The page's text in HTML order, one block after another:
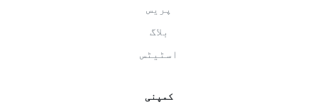
پریس
بلاگ
اسٹیٹس
کمپنی